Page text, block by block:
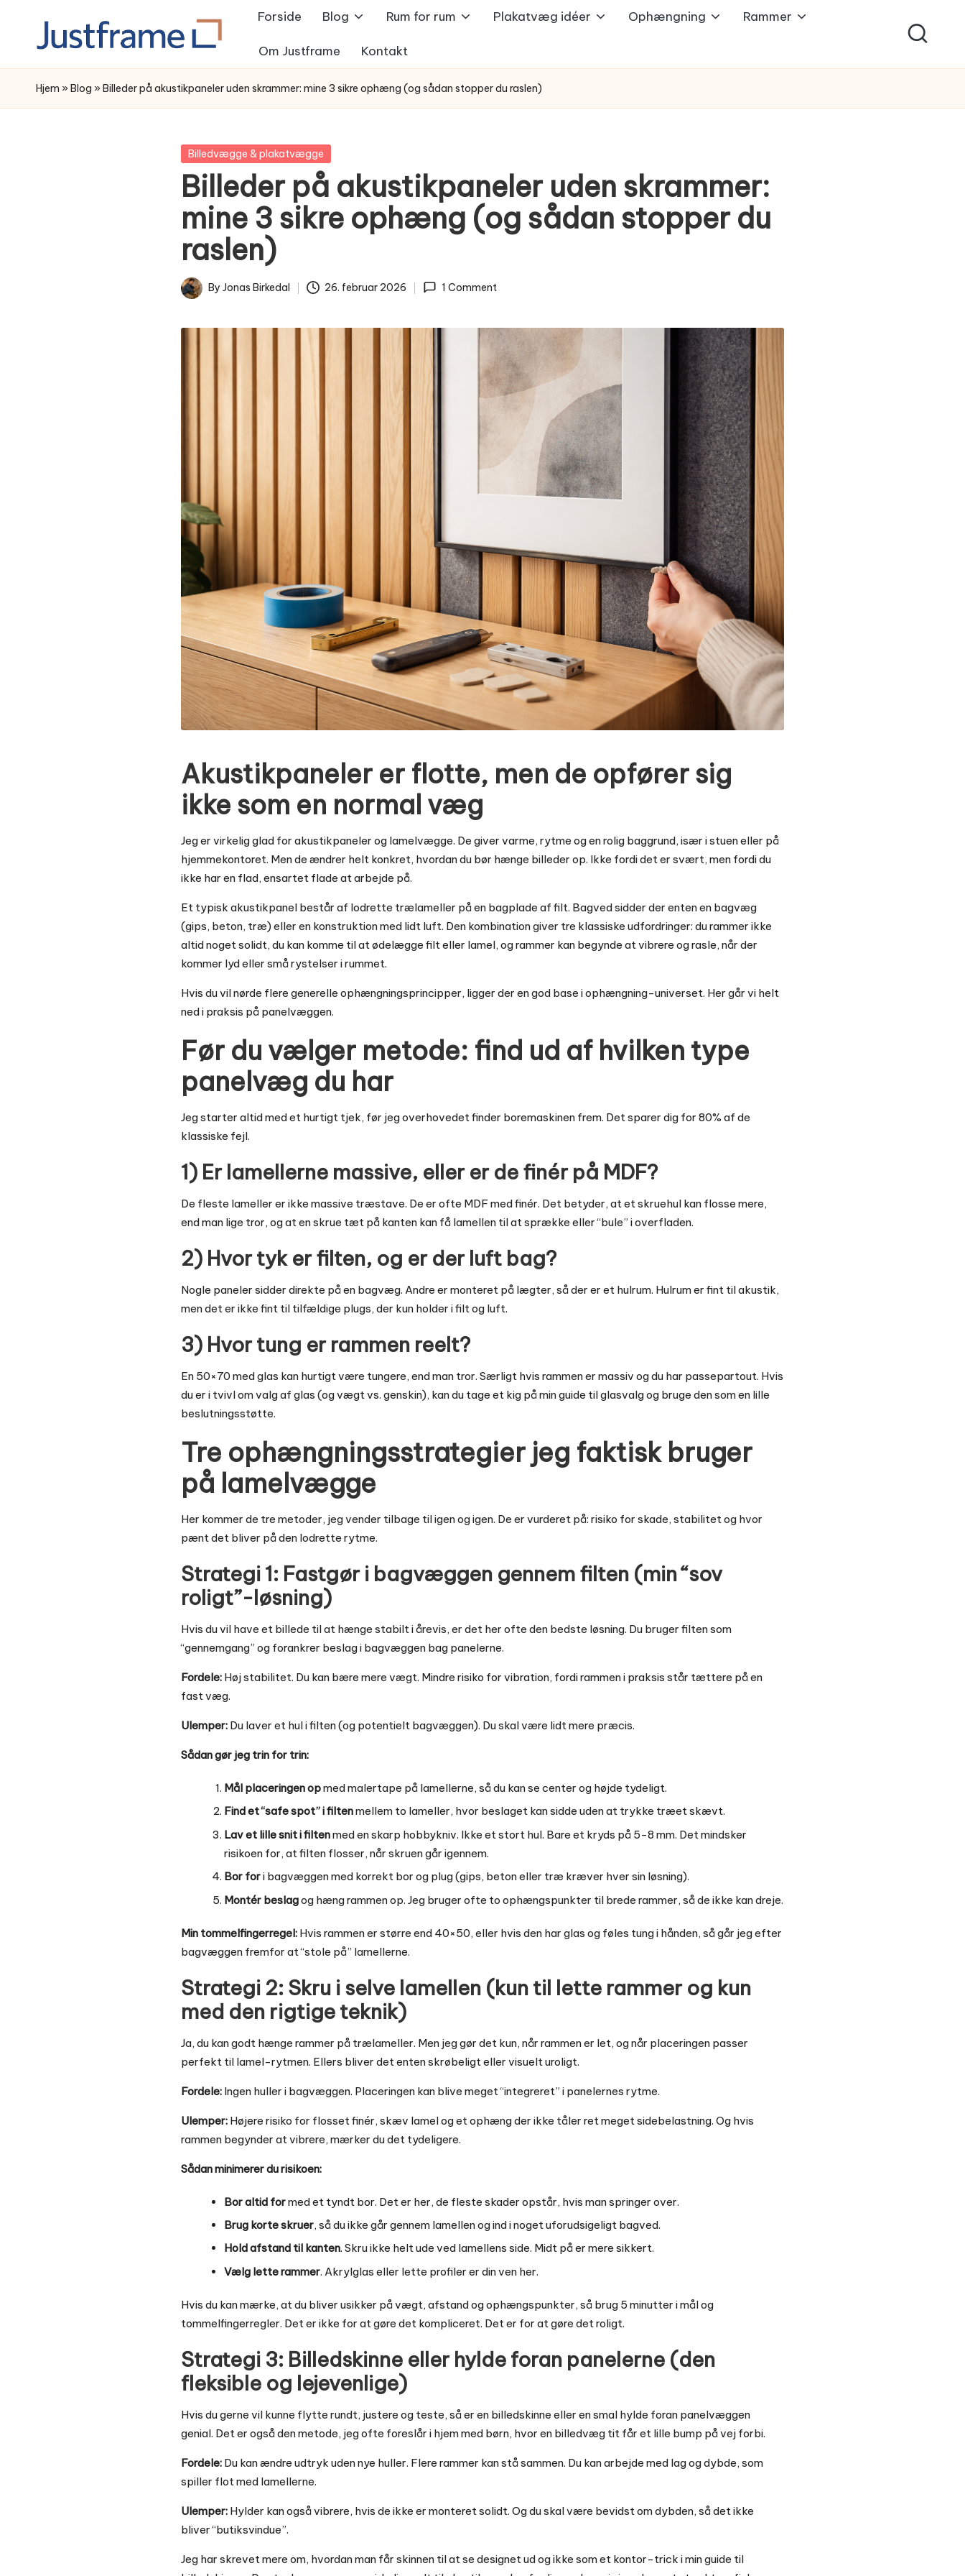
Forside Blog Rum for rum Plakatvæg idéer Ophængning Rammer
Om Justframe Kontakt
Hjem » Blog » Billeder på akustikpaneler uden skrammer: mine 3 sikre ophæng (og sådan stopper du raslen)
Posted
Billedvægge & plakatvægge
Billeder på akustikpaneler uden skrammer:
mine 3 sikre ophæng (og sådan stopper du
raslen)
Posted
By Jonas Birkedal 26. februar 2026 1 Comment
Akustikpaneler er flotte, men de opfører sig
ikke som en normal væg
Jeg er virkelig glad for akustikpaneler og lamelvægge. De giver varme, rytme og en rolig baggrund, især i stuen eller på
hjemmekontoret. Men de ændrer helt konkret, hvordan du bør hænge billeder op. Ikke fordi det er svært, men fordi du
ikke har en flad, ensartet flade at arbejde på.
Et typisk akustikpanel består af lodrette trælameller på en bagplade af filt. Bagved sidder der enten en bagvæg
(gips, beton, træ) eller en konstruktion med lidt luft. Den kombination giver tre klassiske udfordringer: du rammer ikke
altid noget solidt, du kan komme til at ødelægge filt eller lamel, og rammer kan begynde at vibrere og rasle, når der
kommer lyd eller små rystelser i rummet.
Hvis du vil nørde flere generelle ophængningsprincipper, ligger der en god base iophængning-universet. Her går vi helt
ned i praksis på panelvæggen.
Før du vælger metode: find ud af hvilken type
panelvæg du har
Jeg starter altid med et hurtigt tjek, før jeg overhovedet finder boremaskinen frem. Det sparer dig for 80% af de
klassiske fejl.
1) Er lamellerne massive, eller er de finér på MDF?
De fleste lameller er ikke massive træstave. De er ofte MDF med finér. Det betyder, at et skruehul kan flosse mere,
end man lige tror, og at en skrue tæt på kanten kan få lamellen til at sprække eller “bule” i overfladen.
2) Hvor tyk er filten, og er der luft bag?
Nogle paneler sidder direkte på en bagvæg. Andre er monteret på lægter, så der er et hulrum. Hulrum er fint til akustik,
men det er ikke fint til tilfældige plugs, der kun holder i filt og luft.
3) Hvor tung er rammen reelt?
En 50×70 med glas kan hurtigt være tungere, end man tror. Særligt hvis rammen er massiv og du har passepartout. Hvis
du er i tvivl om valg af glas (og vægt vs. genskin), kan du tage et kig påmin guide til glasvalgog bruge den som en lille
beslutningsstøtte.
Tre ophængningsstrategier jeg faktisk bruger
på lamelvægge
Her kommer de tre metoder, jeg vender tilbage til igen og igen. De er vurderet på: risiko for skade, stabilitet og hvor
pænt det bliver på den lodrette rytme.
Strategi 1: Fastgør i bagvæggen gennem filten (min “sov
roligt”-løsning)
Hvis du vil have et billede til at hænge stabilt i årevis, er det her ofte den bedste løsning. Du bruger filten som
“gennemgang” og forankrer beslag i bagvæggen bag panelerne.
Fordele: Høj stabilitet. Du kan bære mere vægt. Mindre risiko for vibration, fordi rammen i praksis står tættere på en
fast væg.
Ulemper: Du laver et hul i filten (og potentielt bagvæggen). Du skal være lidt mere præcis.
Sådan gør jeg trin for trin:
Mål placeringen opmed malertape på lamellerne, så du kan se center og højde tydeligt.
Find et “safe spot” i filtenmellem to lameller, hvor beslaget kan sidde uden at trykke træet skævt.
Lav et lille snit i filtenmed en skarp hobbykniv. Ikke et stort hul. Bare et kryds på 5-8 mm. Det mindsker
risikoen for, at filten flosser, når skruen går igennem.
Bor fori bagvæggen med korrekt bor og plug (gips, beton eller træ kræver hver sin løsning).
Montér beslagog hæng rammen op. Jeg bruger ofte to ophængspunkter til brede rammer, så de ikke kan dreje.
Min tommelfingerregel: Hvis rammen er større end 40×50, eller hvis den har glas og føles tung i hånden, så går jeg efter
bagvæggen fremfor at “stole på” lamellerne.
Strategi 2: Skru i selve lamellen (kun til lette rammer og kun
med den rigtige teknik)
Ja, du kan godt hænge rammer på trælameller. Men jeg gør det kun, når rammen er let, og når placeringen passer
perfekt til lamel-rytmen. Ellers bliver det enten skrøbeligt eller visuelt uroligt.
Fordele: Ingen huller i bagvæggen. Placeringen kan blive meget “integreret” i panelernes rytme.
Ulemper: Højere risiko for flosset finér, skæv lamel og et ophæng der ikke tåler ret meget sidebelastning. Og hvis
rammen begynder at vibrere, mærker du det tydeligere.
Sådan minimerer du risikoen:
Bor altid formed et tyndt bor. Det er her, de fleste skader opstår, hvis man springer over.
Brug korte skruer, så du ikke går gennem lamellen og ind i noget uforudsigeligt bagved.
Hold afstand til kanten. Skru ikke helt ude ved lamellens side. Midt på er mere sikkert.
Vælg lette rammer. Akrylglas eller lette profiler er din ven her.
Hvis du kan mærke, at du bliver usikker på vægt, afstand og ophængspunkter, så brug 5 minutter imål og
tommelfingerregler. Det er ikke for at gøre det kompliceret. Det er for at gøre det roligt.
Strategi 3: Billedskinne eller hylde foran panelerne (den
fleksible og lejevenlige)
Hvis du gerne vil kunne flytte rundt, justere og teste, så er en billedskinne eller en smal hylde foran panelvæggen
genial. Det er også den metode, jeg ofte foreslår i hjem med børn, hvor en billedvæg tit får et lille bump på vej forbi.
Fordele: Du kan ændre udtryk uden nye huller. Flere rammer kan stå sammen. Du kan arbejde med lag og dybde, som
spiller flot med lamellerne.
Ulemper: Hylder kan også vibrere, hvis de ikke er monteret solidt. Og du skal være bevidst om dybden, så det ikke
bliver “butiksvindue”.
Jeg har skrevet mere om, hvordan man får skinnen til at se designet ud og ikke som et kontor-trick imin guide til